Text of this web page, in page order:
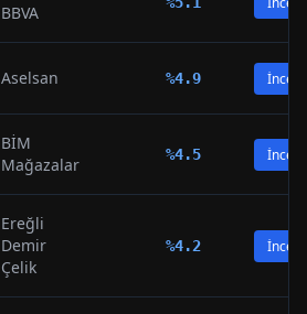
BBVA
Aselsan %4.9 İncele
BİM
Mağazalar
%4.5 İncele
Ereğli
Demir
Çelik
%4.2 İncele